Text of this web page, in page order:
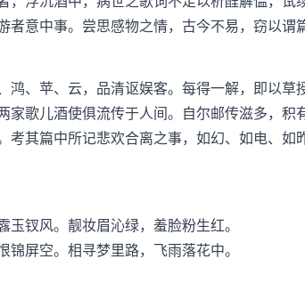
者意中事。尝思感物之情，古今不易，窃以
鸿、苹、云，品清讴娱客。每得一解，即以
家歌儿酒使俱流传于人间。自尔邮传滋多，
考其篇中所记悲欢合离之事，如幻、如电、
钗风。靓妆眉沁绿，羞脸粉生红。
屏空。相寻梦里路，飞雨落花中。